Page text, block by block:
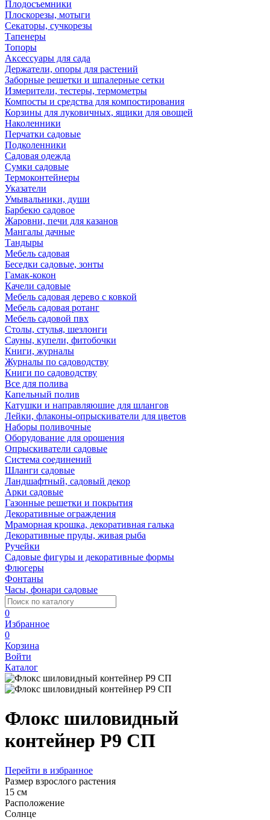
Плодосъемники
Плоскорезы, мотыги
Секаторы, сучкорезы
Тапенеры
Топоры
Аксессуары для сада
Держатели, опоры для растений
Заборные решетки и шпалерные сетки
Измерители, тестеры, термометры
Компосты и средства для компостирования
Корзины для луковичных, ящики для овощей
Наколенники
Перчатки садовые
Подколенники
Садовая одежда
Сумки садовые
Термоконтейнеры
Указатели
Умывальники, души
Барбекю садовое
Жаровни, печи для казанов
Мангалы дачные
Тандыры
Мебель садовая
Беседки садовые, зонты
Гамак-кокон
Качели садовые
Мебель садовая дерево с ковкой
Мебель садовая ротанг
Мебель садовой пвх
Столы, стулья, шезлонги
Сауны, купели, фитобочки
Книги, журналы
Журналы по садоводству
Книги по садоводству
Все для полива
Капельный полив
Катушки и направляюшие для шлангов
Лейки, флаконы-опрыскиватели для цветов
Наборы поливочные
Оборудование для орошения
Опрыскиватели садовые
Система соединений
Шланги садовые
Ландшафтный, садовый декор
Арки садовые
Газонные решетки и покрытия
Декоративные ограждения
Мраморная крошка, декоративная галька
Декоративные пруды, живая рыба
Ручейки
Садовые фигуры и декоративные формы
Флюгеры
Фонтаны
Часы, фонари садовые
0
Избранное
0
Корзина
Войти
Каталог
Флокс шиловидный
контейнер Р9 СП
Перейти в избранное
Размер взрослого растения
15 см
Расположение
Солнце